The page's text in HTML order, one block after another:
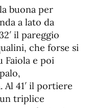
buona per
a lato da
il pareggio
che forse si
Faiola e poi
Al 41′ il portiere
triplice